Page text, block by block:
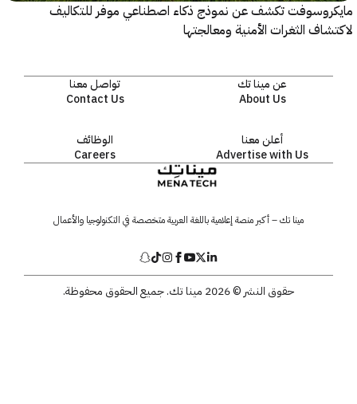
تكشف عن نموذج ذكاء اصطناعي موفر للتكاليف
الثغرات الأمنية ومعالجتها
عن مينا تك
About Us
تواصل معنا
Contact Us
أعلن معنا
Advertise with Us
الوظائف
Careers
مينا تك – أكبر منصة إعلامية باللغة العربية متخصصة في التكنولوجيا والأعمال
حقوق النشر © 2026 مينا تك. جميع الحقوق محفوظة.